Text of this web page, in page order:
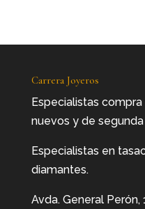
Carrera Joyeros
Especialistas
nuevos y de
Especialistas en
diamantes.
Avda. General